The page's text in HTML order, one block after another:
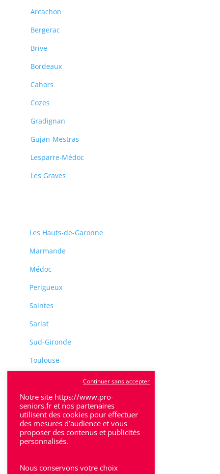
Arcachon
Bergerac
Brive
Bordeaux
Cahors
Cozes
Gradignan
Gujan-Mestras
Lesparre-Médoc
Les Graves
Les Hauts-de-Garonne
Marmande
Médoc
Perigueux
Saintes
Sarlat
Sud-Gironde
Toulouse
Villeneuve-Sur-Lot
Notre site https://www.pro-
seniors.fr et nos partenaires
utilisent des cookies pour effectuer
des mesures d’audience et vous
proposer des contenus et publicités
personnalisés.
Nous conservons votre choix
Continuer sans accepter